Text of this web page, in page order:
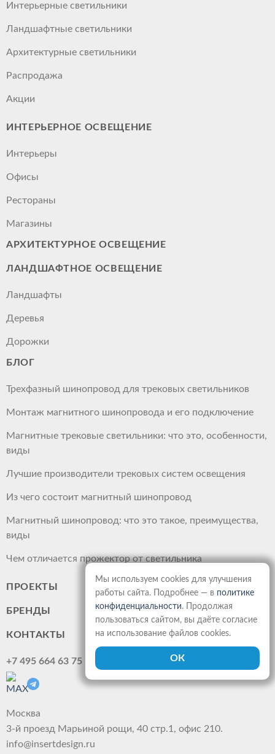
Интерьерные светильники
Ландшафтные светильники
Архитектурные светильники
Распродажа
Акции
ИНТЕРЬЕРНОЕ ОСВЕЩЕНИЕ
Интерьеры
Офисы
Рестораны
Магазины
АРХИТЕКТУРНОЕ ОСВЕЩЕНИЕ
ЛАНДШАФТНОЕ ОСВЕЩЕНИЕ
Ландшафты
Деревья
Дорожки
БЛОГ
Трехфазный шинопровод для трековых светильников
Монтаж магнитного шинопровода и его подключение
Магнитные трековые светильники: что это, особенности,
виды
Лучшие производители трековых систем освещения
Из чего состоит магнитный шинопровод
Магнитный шинопровод: что это такое, преимущества,
виды
Чем отличается прожектор от светильника
ПРОЕКТЫ
БРЕНДЫ
КОНТАКТЫ
+7 495 664 63 75
Москва
3-й проезд Марьиной рощи, 40 стр.1, офис 210.
info@insertdesign.ru
Мы используем cookies для улучшения
работы сайта. Подробнее — в политике
конфиденциальности. Продолжая
пользоваться сайтом, вы даёте согласие
на использование файлов cookies.